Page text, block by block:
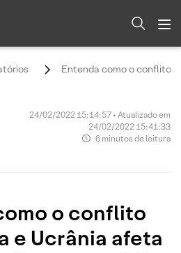
Entenda como o conflito
24/02/2022 15:14:57 • Atualizado em
24/02/2022 15:41:33
6 minutos de leitura
o conflito
e Ucrânia afeta